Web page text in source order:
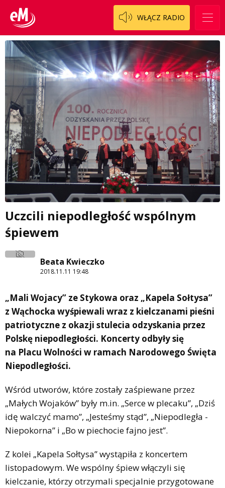
WŁĄCZ RADIO
Uczcili niepodległość wspólnym
śpiewem
Beata Kwieczko
2018.11.11 19:48
„Mali Wojacy” ze Stykowa oraz „Kapela Sołtysa”
z Wąchocka wyśpiewali wraz z kielczanami pieśni
patriotyczne z okazji stulecia odzyskania przez
Polskę niepodległości. Koncerty odbyły się
na Placu Wolności w ramach Narodowego Święta
Niepodległości.
Wśród utworów, które zostały zaśpiewane przez
„Małych Wojaków” były m.in. „Serce w plecaku”, „Dziś
idę walczyć mamo”, „Jesteśmy stąd”, „Niepodległa -
Niepokorna” i „Bo w piechocie fajno jest”.
Z kolei „Kapela Sołtysa” wystąpiła z koncertem
listopadowym. We wspólny śpiew włączyli się
kielczanie, którzy otrzymali specjalnie przygotowane